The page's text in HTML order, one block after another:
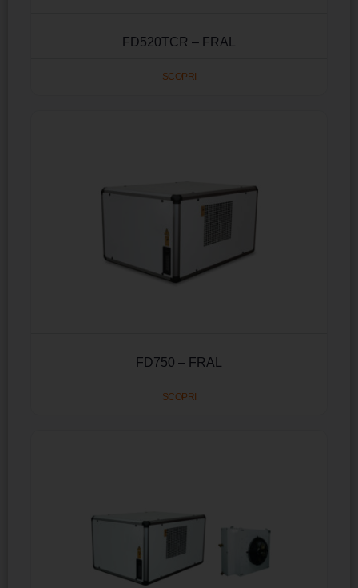
FD520TCR – FRAL
SCOPRI
FD750 – FRAL
SCOPRI